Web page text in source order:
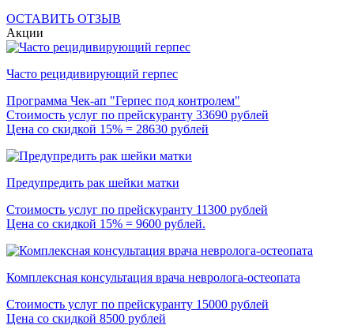
ОСТАВИТЬ ОТЗЫВ
Акции
Часто рецидивирующий герпес
Программа Чек-ап "Герпес под контролем"
Стоимость услуг по прейскуранту 33690 рублей
Цена со скидкой 15% = 28630 рублей
Предупредить рак шейки матки
Стоимость услуг по прейскуранту 11300 рублей
Цена со скидкой 15% = 9600 рублей.
Комплексная консультация врача невролога-остеопата
Стоимость услуг по прейскуранту 15000 рублей
Цена со скидкой 8500 рублей